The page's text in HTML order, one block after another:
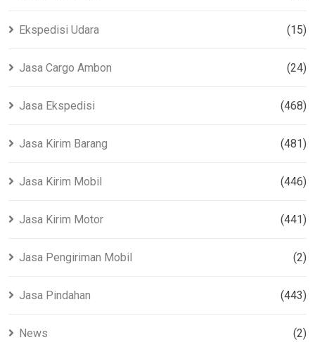
Ekspedisi Udara (15)
Jasa Cargo Ambon (24)
Jasa Ekspedisi (468)
Jasa Kirim Barang (481)
Jasa Kirim Mobil (446)
Jasa Kirim Motor (441)
Jasa Pengiriman Mobil (2)
Jasa Pindahan (443)
News (2)